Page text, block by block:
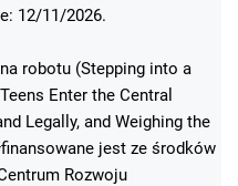
12/11/2026.
robotu (Stepping into a
Enter the Central
Legally, and Weighing the
jest ze środków
Rozwoju